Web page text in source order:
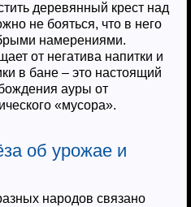
деревянный крест над
не бояться, что в него
намерениями.
от негатива напитки и
в бане – это настоящий
ауры от
«мусора».
об урожае и
народов связано